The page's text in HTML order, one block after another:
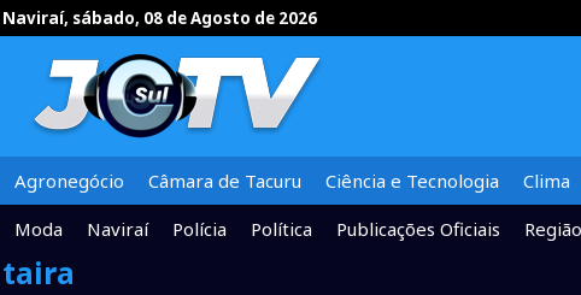
Naviraí, sábado, 08 de Agosto de 2026
Agronegócio Câmara de Tacuru Ciência e Tecnologia Clima
Moda
Naviraí Polícia Política Publicações Oficiais Região
taira